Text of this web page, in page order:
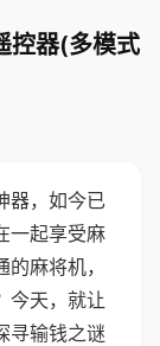
控器(多模式
器，如今已
一起享受麻
麻将机，
今天，就让
寻输钱之谜